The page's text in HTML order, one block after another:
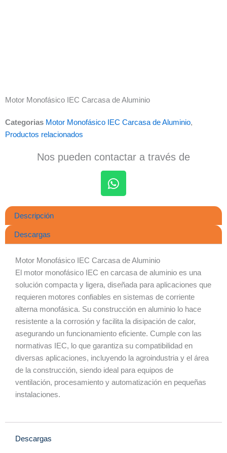
Motor Monofásico IEC Carcasa de Aluminio
Categorias Motor Monofásico IEC Carcasa de Aluminio,
Productos relacionados
Nos pueden contactar a través de
W
h
s
a
p
p
Descripción
Descargas
Motor Monofásico IEC Carcasa de Aluminio
El motor monofásico IEC en carcasa de aluminio es una
solución compacta y ligera, diseñada para aplicaciones que
requieren motores confiables en sistemas de corriente
alterna monofásica. Su construcción en aluminio lo hace
resistente a la corrosión y facilita la disipación de calor,
asegurando un funcionamiento eficiente. Cumple con las
normativas IEC, lo que garantiza su compatibilidad en
diversas aplicaciones, incluyendo la agroindustria y el área
de la construcción, siendo ideal para equipos de
ventilación, procesamiento y automatización en pequeñas
instalaciones.
Descargas